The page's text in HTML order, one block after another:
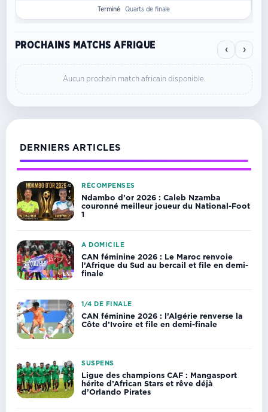
Terminé Quarts de finale
PROCHAINS MATCHS AFRIQUE ‹ ›
Aucun prochain match africain disponible.
DERNIERS ARTICLES
RÉCOMPENSES
Ndambo d’or 2026 : Caleb Nzamba
couronné meilleur joueur du National-Foot
1
A DOMICILE
CAN féminine 2026 : Le Maroc renvoie
l’Afrique du Sud au bercail et file en demi-
finale
1/4 DE FINALE
CAN féminine 2026 : l’Algérie renverse la
Côte d’Ivoire et file en demi-finale
SUSPENS
Ligue des champions CAF : Mangasport
hérite d’African Stars et rêve déjà
d’Orlando Pirates